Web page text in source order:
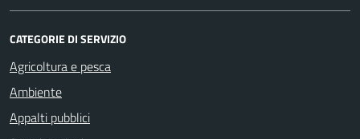
CATEGORIE DI SERVIZIO
Agricoltura e pesca
Ambiente
Appalti pubblici